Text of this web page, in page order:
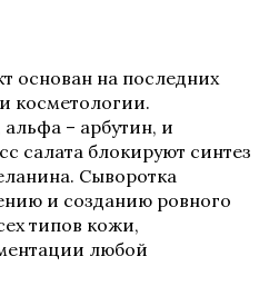
и лосьоны
Lips
основан на последних
косметологии.
– арбутин, и
салата блокируют синтез
Сыворотка
и созданию ровного
типов кожи,
любой